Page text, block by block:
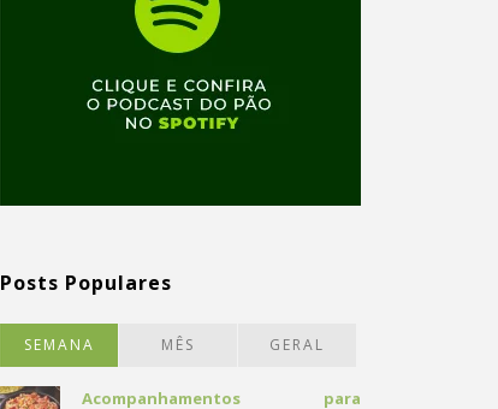
Posts Populares
SEMANA MÊS GERAL
Acompanhamentos para